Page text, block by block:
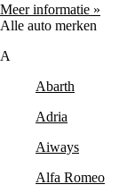
Meer informatie »
Alle auto merken
A
Abarth
Adria
Aiways
Alfa Romeo